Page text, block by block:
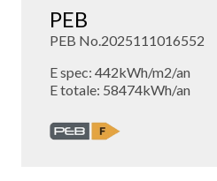
PEB
PEB No.2025111016552
E spec: 442kWh/m2/an
E totale: 58474kWh/an